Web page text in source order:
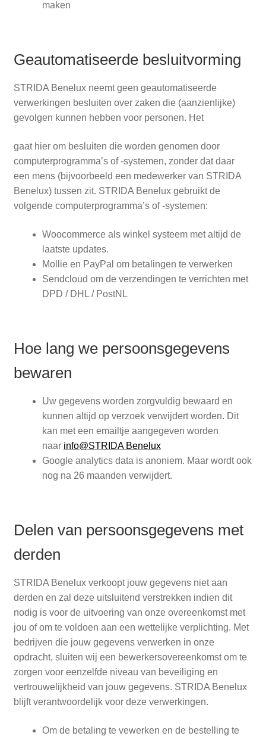
maken
Geautomatiseerde besluitvorming
STRIDA Benelux neemt geen geautomatiseerde
verwerkingen besluiten over zaken die (aanzienlijke)
gevolgen kunnen hebben voor personen. Het
gaat hier om besluiten die worden genomen door
computerprogramma’s of -systemen, zonder dat daar
een mens (bijvoorbeeld een medewerker van STRIDA
Benelux) tussen zit. STRIDA Benelux gebruikt de
volgende computerprogramma’s of -systemen:
Woocommerce als winkel systeem met altijd de
laatste updates.
Mollie en PayPal om betalingen te verwerken
Sendcloud om de verzendingen te verrichten met
DPD / DHL / PostNL
Hoe lang we persoonsgegevens
bewaren
Uw gegevens worden zorgvuldig bewaard en
kunnen altijd op verzoek verwijdert worden. Dit
kan met een emailtje aangegeven worden
naar info@STRIDA Benelux
Google analytics data is anoniem. Maar wordt ook
nog na 26 maanden verwijdert.
Delen van persoonsgegevens met
derden
STRIDA Benelux verkoopt jouw gegevens niet aan
derden en zal deze uitsluitend verstrekken indien dit
nodig is voor de uitvoering van onze overeenkomst met
jou of om te voldoen aan een wettelijke verplichting. Met
bedrijven die jouw gegevens verwerken in onze
opdracht, sluiten wij een bewerkersovereenkomst om te
zorgen voor eenzelfde niveau van beveiliging en
vertrouwelijkheid van jouw gegevens. STRIDA Benelux
blijft verantwoordelijk voor deze verwerkingen.
Om de betaling te vewerken en de bestelling te